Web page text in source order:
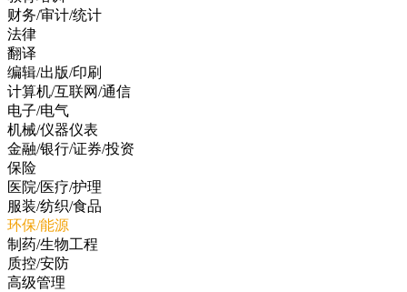
财务/审计/统计
法律
翻译
编辑/出版/印刷
计算机/互联网/通信
电子/电气
机械/仪器仪表
金融/银行/证券/投资
保险
医院/医疗/护理
服装/纺织/食品
环保/能源
制药/生物工程
质控/安防
高级管理